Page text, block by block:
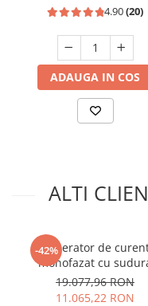
4.90(20)
ADAUGA IN COS
ALTI
-42%
Generator de
monofazat cu
HYUNDAI
19.077,96 RON
11.065,22 RON